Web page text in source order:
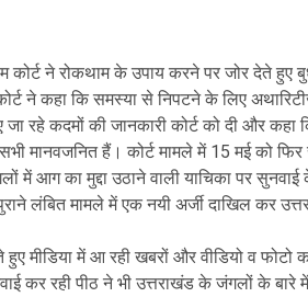
ने रोकथाम के उपाय करने पर जोर देते हुए
ने कहा कि समस्या से निपटने के लिए
रहे कदमों की जानकारी कोर्ट को दी और कहा
मानवजनित हैं। कोर्ट मामले में 15 मई को
में आग का मुद्दा उठाने वाली याचिका पर
लंबित मामले में एक नयी अर्जी दाखिल कर
हुए मीडिया में आ रही खबरों और वीडियो व फोटो
रही पीठ ने भी उत्तराखंड के जंगलों के बारे में